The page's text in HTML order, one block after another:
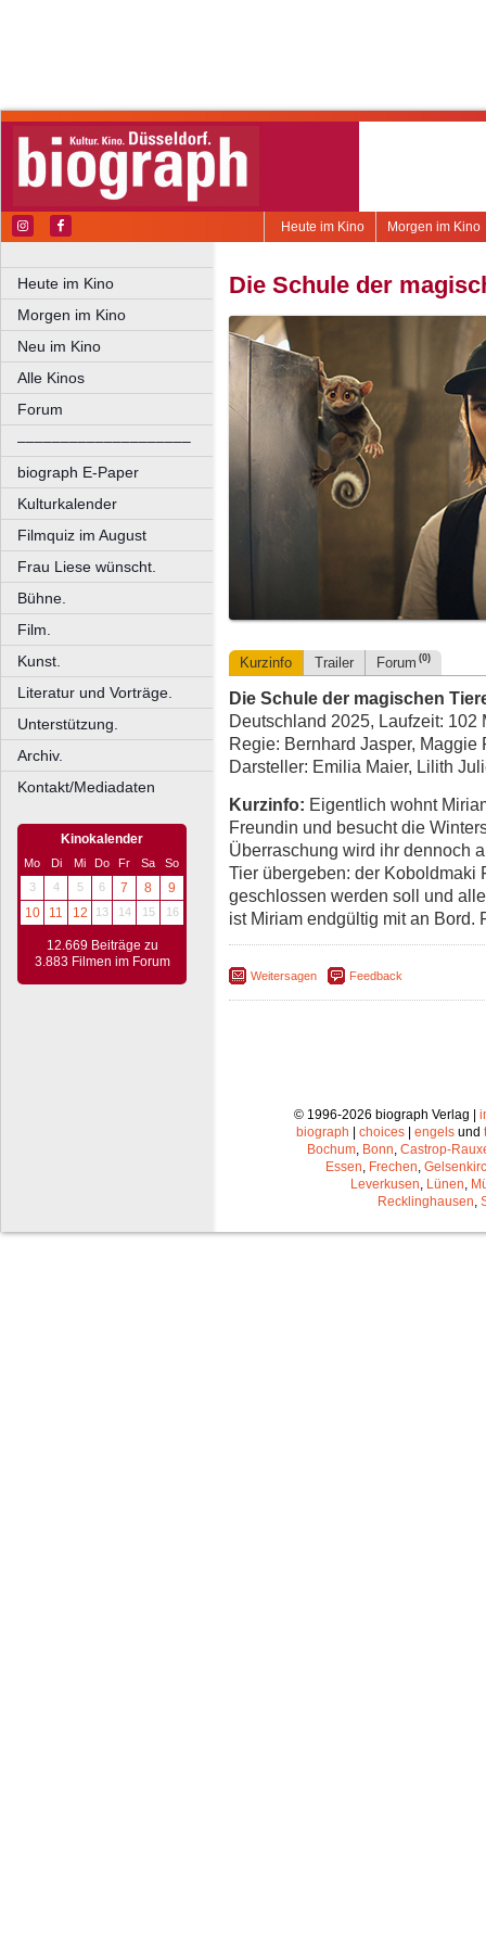
Morgen im Kino
Heute im Kino
Heute im Kino
Morgen im Kino
Neu im Kino
Alle Kinos
Forum
––––––––––––––––––––
biograph E-Paper
Kulturkalender
Filmquiz im August
Frau Liese wünscht.
Bühne.
Film.
Kunst.
Literatur und Vorträge.
Unterstützung.
Archiv.
Kontakt/Mediadaten
Kinokalender
Mo Di Mi Do Fr Sa
So
3
4 5 6 7 8
9
10
11 12 13 14 15 16
12.669 Beiträge zu
3.883 Filmen im Forum
Die Schule der
Kurzinfo Trailer Forum (0)
Die Schule der magischen
Deutschland 2025, Laufzeit: 102
Regie: Bernhard Jasper, Maggie
Darsteller: Emilia Maier, Lilith
Kurzinfo: Eigentlich wohnt
Freundin und besucht die
Überraschung wird ihr dennoch
Tier übergeben: der Koboldmaki
geschlossen werden soll und
ist Miriam endgültig mit an Bord.
Weitersagen Feedback
© 1996-2026 biograph Verlag |
biograph
choices engels und
Bochum, Bonn, Castrop-
Essen, Frechen,
Leverkusen, Lünen,
Recklinghausen,